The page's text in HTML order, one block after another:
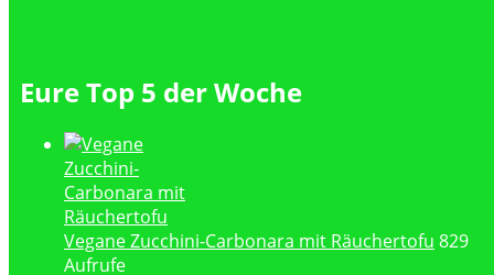
Eure Top 5 der Woche
Vegane Zucchini-Carbonara mit Räuchertofu 829
Aufrufe